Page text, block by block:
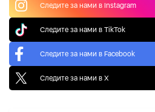
Следите за нами в Instagram
Следите за нами в TikTok
Следите за нами в Facebook
Следите за нами в X